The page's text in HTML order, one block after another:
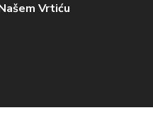
Vrtiću